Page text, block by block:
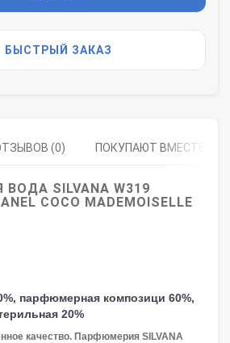
БЫСТРЫЙ ЗАКАЗ
(0) ПОКУПАЮТ ВМЕСТЕ
SILVANA W319
COCO MADEMOISELLE
парфюмерная композици 60%,
20%
качество. Парфюмерия SILVANA